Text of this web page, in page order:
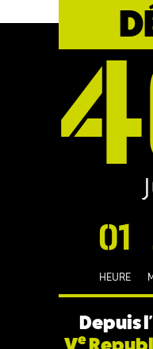
01
HEURE
Depuis
e